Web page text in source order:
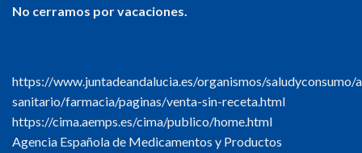
No cerramos por vacaciones.
https://www.juntadeandalucia.es/organismos/saludyconsumo/
sanitario/farmacia/paginas/venta-sin-receta.html
https://cima.aemps.es/cima/publico/home.html
Agencia Española de Medicamentos y Productos